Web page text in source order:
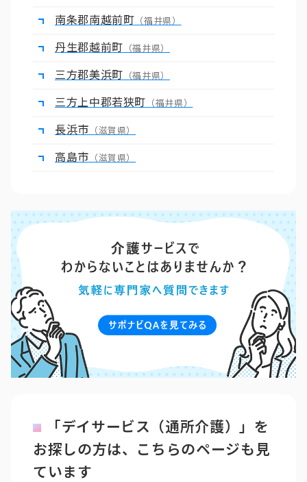
南条郡南越前町 （福井県）
丹生郡越前町 （福井県）
三方郡美浜町 （福井県）
三方上中郡若狭町 （福井県）
長浜市 （滋賀県）
高島市 （滋賀県）
「デイサービス（通所介護）」を
お探しの方は、こちらのページも見
ています